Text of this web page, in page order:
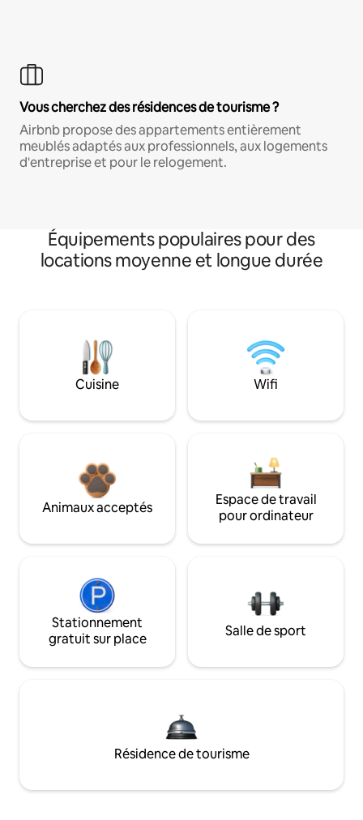
Vous cherchez des résidences de tourisme ?
Airbnb propose des appartements entièrement
meublés adaptés aux professionnels, aux logements
d'entreprise et pour le relogement.
Équipements populaires pour des
locations moyenne et longue durée
Cuisine Wifi
Animaux acceptés
Espace de travail
pour ordinateur
Stationnement
gratuit sur place
Salle de sport
Résidence de tourisme